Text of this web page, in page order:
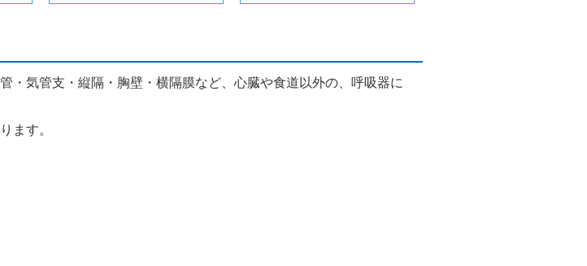
気管支・縦隔・胸壁・横隔膜など、心臓や食道以外の、 呼吸器に
ます。